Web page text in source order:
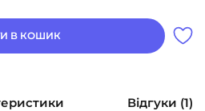
В КОШИК
Відгуки (1)